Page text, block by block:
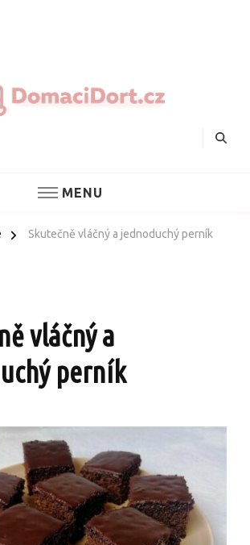
MENU
Skutečně vláčný a jednoduchý perník
vláčný a
perník